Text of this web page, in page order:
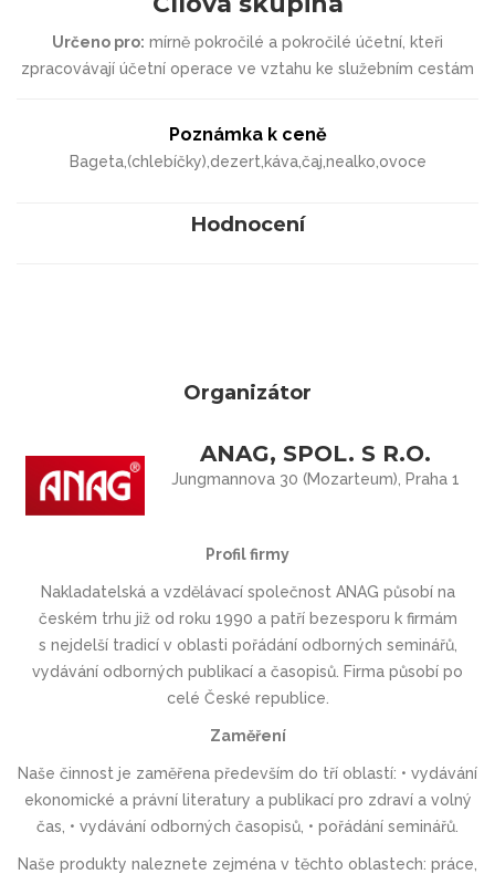
Určeno pro: mírně pokročilé a pokročilé účetní, kteři
zpracovávají účetní operace ve vztahu ke služebním cestám
Poznámka k ceně
Bageta,(chlebíčky),dezert,káva,čaj,nealko,ovoce
Hodnocení
Organizátor
ANAG, SPOL. S R.O.
Jungmannova 30 (Mozarteum), Praha 1
Profil firmy
Nakladatelská a vzdělávací společnost ANAG působí na
českém trhu již od roku 1990 a patří bezesporu k firmám
s nejdelší tradicí v oblasti pořádání odborných seminářů,
vydávání odborných publikací a časopisů. Firma působí po
celé České republice.
Zaměření
Naše činnost je zaměřena především do tří oblastí: • vydávání
ekonomické a právní literatury a publikací pro zdraví a volný
čas, • vydávání odborných časopisů, • pořádání seminářů.
Naše produkty naleznete zejména v těchto oblastech: práce,